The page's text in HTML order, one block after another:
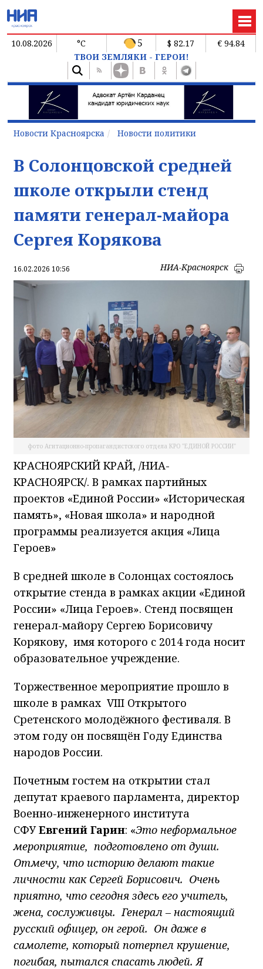
10.08.2026 °C 5 $ 82.17
€ 94.84
ТВОИ ЗЕМЛЯКИ - ГЕРОИ!
Новости Красноярска Новости политики
В Солонцовской средней
школе открыли стенд
памяти генерал-майора
Сергея Корякова
16.02.2026 10:56 НИА-Красноярск
фото Агитационно-пропагандистского отдела КРО "ЕДИНОЙ РОССИИ"
КРАСНОЯРСКИЙ КРАЙ, /НИА-
КРАСНОЯРСК/. В рамках партийных
проектов «Единой России» «Историческая
память», «Новая школа» и народной
программы реализуется акция «Лица
Героев»
В средней школе в Солонцах состоялось
открытие стенда в рамках акции «Единой
России» «Лица Героев». Стенд посвящен
генерал-майору Сергею Борисовичу
Корякову, имя которого с 2014 года носит
образовательное учреждение.
Торжественное мероприятие прошло в
школе в рамках VIII Открытого
Сретенского молодёжного фестиваля. В
этом году он посвящён Году Единства
народов России.
Почетным гостем на открытии стал
депутат краевого парламента, директор
Военно-инженерного института
СФУЕвгений Гарин: «Это неформальное
мероприятие, подготовлено от души.
Отмечу, что историю делают такие
личности как Сергей Борисович. Очень
приятно, что сегодня здесь его учитель,
жена, сослуживцы. Генерал – настоящий
русский офицер, он герой. Он даже в
самолете, который потерпел крушение,
погибая, пытался спасать людей. Я